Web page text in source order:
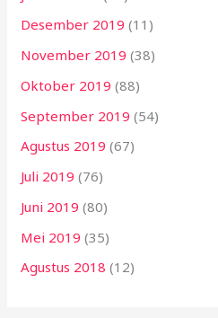
Desember 2019 (11)
November 2019 (38)
Oktober 2019 (88)
September 2019 (54)
Agustus 2019 (67)
Juli 2019 (76)
Juni 2019 (80)
Mei 2019 (35)
Agustus 2018 (12)